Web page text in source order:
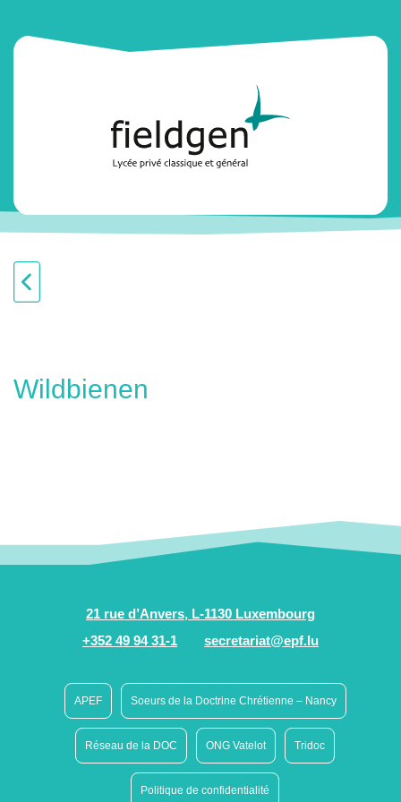
Wildbienen
21 rue d’Anvers, L-1130 Luxembourg
+352 49 94 31-1
secretariat@epf.lu
APEF Soeurs de la Doctrine Chrétienne – Nancy
Réseau de la DOC ONG Vatelot Tridoc
Politique de confidentialité